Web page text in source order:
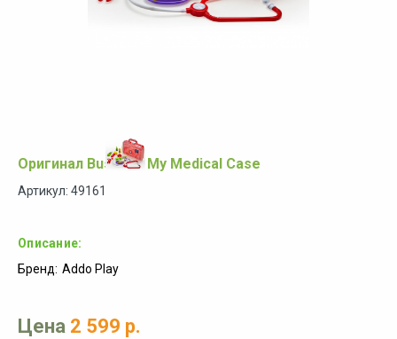
Оригинал Busy Me My Medical Case
Артикул: 49161
Описание:
Бренд: Addo Play
Цена 2 599 р.